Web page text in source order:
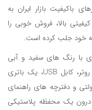
باکیفیت بازار ایران به
بالا، فروش خوبی را
خود جلب کرده است.
با رنگ های سفید و آبی
است. درون بسته بندی یک عدد مودم روتر، کابل USB، یک باتری
آمپر ساعتی، آداپتور برق 5 ولتی و دفترچه های راهنمای
درون یک محفظه پلاستیکی